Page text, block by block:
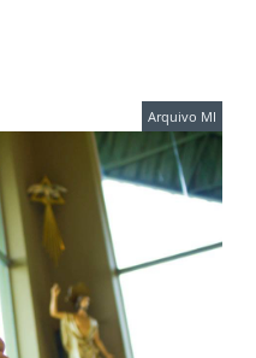
Arquivo MI